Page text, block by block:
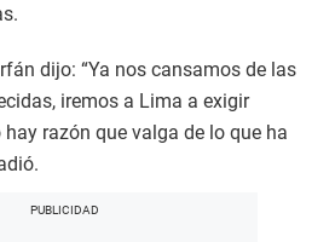
dijo: “Ya nos cansamos de las
iremos a Lima a exigir
razón que valga de lo que ha